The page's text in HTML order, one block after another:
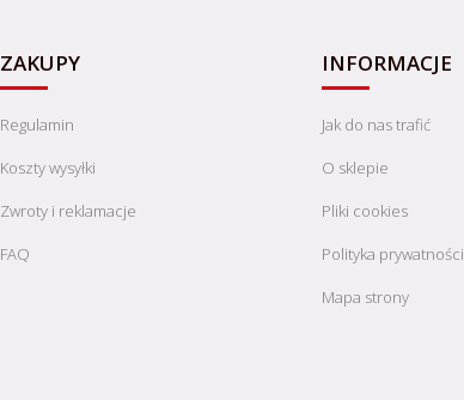
ZAKUPY
Regulamin
Koszty wysyłki
Zwroty i reklamacje
FAQ
INFORMACJE
Jak do nas trafić
O sklepie
Pliki cookies
Polityka prywatności
Mapa strony